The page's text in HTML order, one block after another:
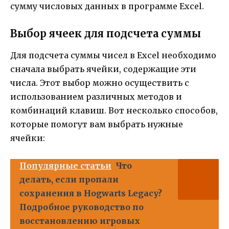
сумму числовых данных в программе Excel.
Выбор ячеек для подсчета суммы
Для подсчета суммы чисел в Excel необходимо
сначала выбрать ячейки, содержащие эти
числа. Этот выбор можно осуществить с
использованием различных методов и
комбинаций клавиш. Вот несколько способов,
которые помогут вам выбрать нужные
ячейки:
Популярные статьи Что
делать, если пропали
сохранения в Hogwarts Legacy?
Подробное руководство по
восстановлению игровых